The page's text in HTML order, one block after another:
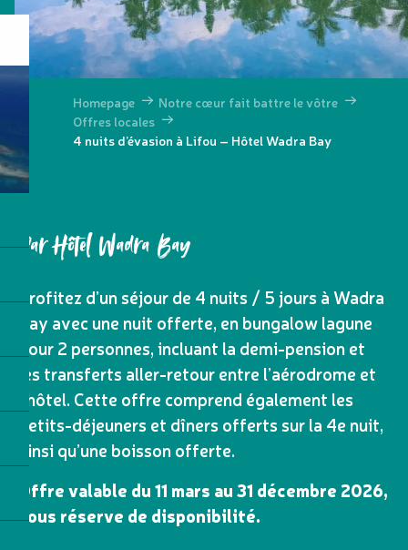
Homepage
Notre cœur fait battre le vôtre
Offres locales
4 nuits d’évasion à Lifou – Hôtel Wadra Bay
Par Hôtel Wadra Bay
Profitez d’un séjour de 4 nuits / 5 jours à Wadra
Bay avec une nuit offerte, en bungalow lagune
pour 2 personnes, incluant la demi-pension et
les transferts aller-retour entre l’aérodrome et
l’hôtel. Cette offre comprend également les
petits-déjeuners et dîners offerts sur la 4e nuit,
ainsi qu’une boisson offerte.
Offre valable du 11 mars au 31 décembre 2026,
sous réserve de disponibilité.